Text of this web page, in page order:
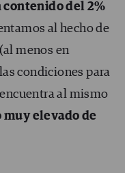
contenido del 2%
al hecho de
menos en
condiciones para
al mismo
muy elevado de